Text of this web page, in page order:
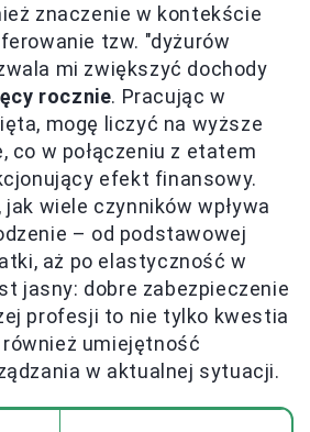
znaczenie w kontekście
tzw. "dyżurów
mi zwiększyć dochody
rocznie. Pracując w
mogę liczyć na wyższe
co w połączeniu z etatem
efekt finansowy.
wiele czynników wpływa
– od podstawowej
aż po elastyczność w
jasny: dobre zabezpieczenie
profesji to nie tylko kwestia
umiejętność
w aktualnej sytuacji.